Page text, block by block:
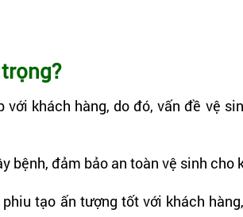
khách hàng, do đó, vấn đề vệ
bệnh, đảm bảo an toàn vệ sinh cho
tạo ấn tượng tốt với khách